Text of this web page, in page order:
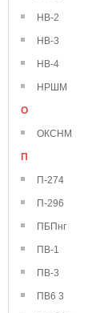
НВ-2
НВ-3
НВ-4
НРШМ
О
ОКСНМ
П
П-274
П-296
ПБПнг
ПВ-1
ПВ-3
ПВ6 3